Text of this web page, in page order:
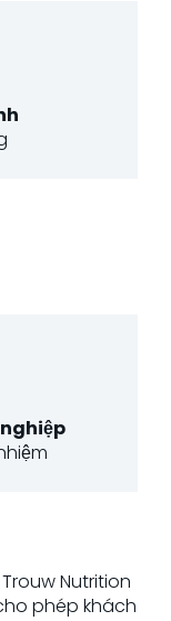
Nutrition
phép khách